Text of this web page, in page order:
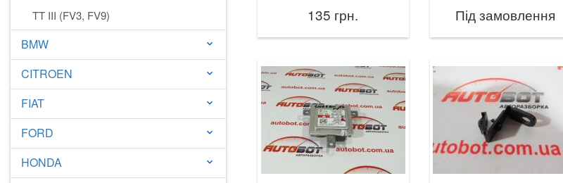
TT III (FV3, FV9)
BMW keyboard_arrow_down
CITROEN keyboard_arrow_down
FIAT keyboard_arrow_down
FORD keyboard_arrow_down
HONDA keyboard_arrow_down
135 грн. Під замовлення